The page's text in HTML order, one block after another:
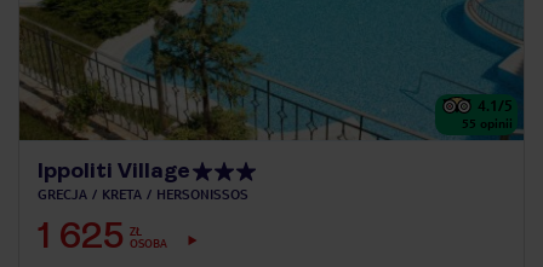
4.1/5
55 opinii
Ippoliti Village
GRECJA KRETA HERSONISSOS
1 625 ZŁ
OSOBA